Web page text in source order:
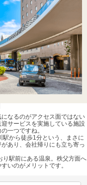
なるのがアクセス面ではない
サービスを実施している施設
一つですね。
駅から徒歩1分という、まさに
あり、会社帰りにも立ち寄っ
り駅前にある温泉。秩父方面へ
いのがメリットです。